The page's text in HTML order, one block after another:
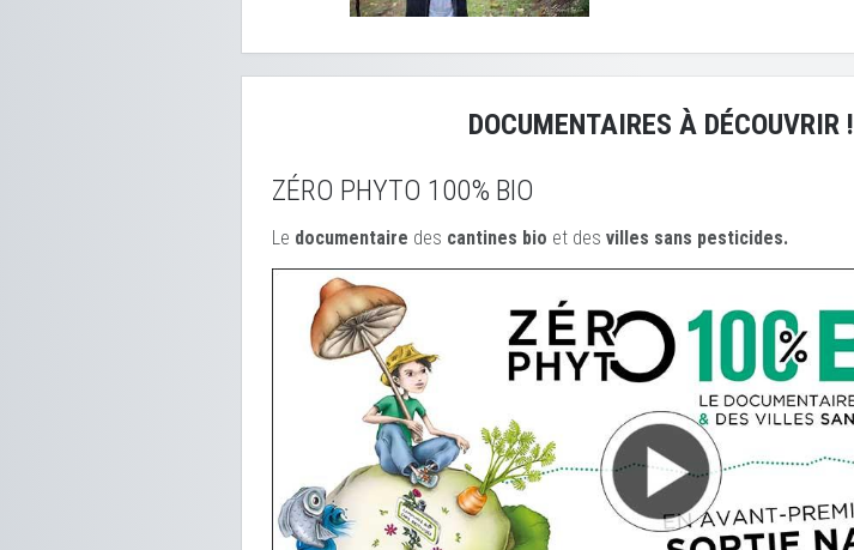
DOCUMENTAIRES À DÉCOUVRIR !
ZÉRO PHYTO 100% BIO
Le documentaire des cantines bio et des villes sans pesticides.